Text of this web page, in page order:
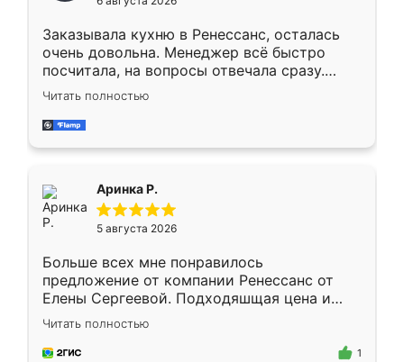
мебели буду заказывать только здесь.
Заказывала кухню в Ренессанс, осталась
очень довольна. Менеджер всё быстро
посчитала, на вопросы отвечала сразу.
Замерщик приехал в субботу, подошёл к
делу со всей ответственностью. Собрали
за день, ребята работали аккуратно, даже
Читать полностью
Аринка Р.
5 августа 2026
Больше всех мне понравилось
предложение от компании Ренессанс от
Елены Сергеевой. Подходяшщая цена и
короткие сроки изготовления. Приехавший
для замера сотрудник Владислав
предложил по моему эскизу самый
Читать полностью
1